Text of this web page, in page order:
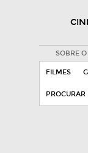
SOBRE
FILMES
PROCURAR